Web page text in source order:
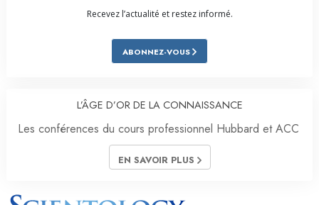
Recevez l’actualité et restez informé.
ABONNEZ-VOUS
L’ÂGE D’OR DE LA CONNAISSANCE
Les conférences du cours professionnel Hubbard et ACC
EN SAVOIR PLUS